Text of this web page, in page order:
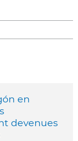
en
devenues